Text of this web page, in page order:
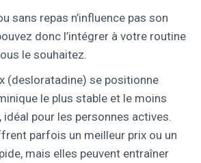
sans repas n’influence pas son
donc l’intégrer à votre routine
le souhaitez.
(desloratadine) se positionne
le plus stable et le moins
pour les personnes actives.
parfois un meilleur prix ou un
mais elles peuvent entraîner